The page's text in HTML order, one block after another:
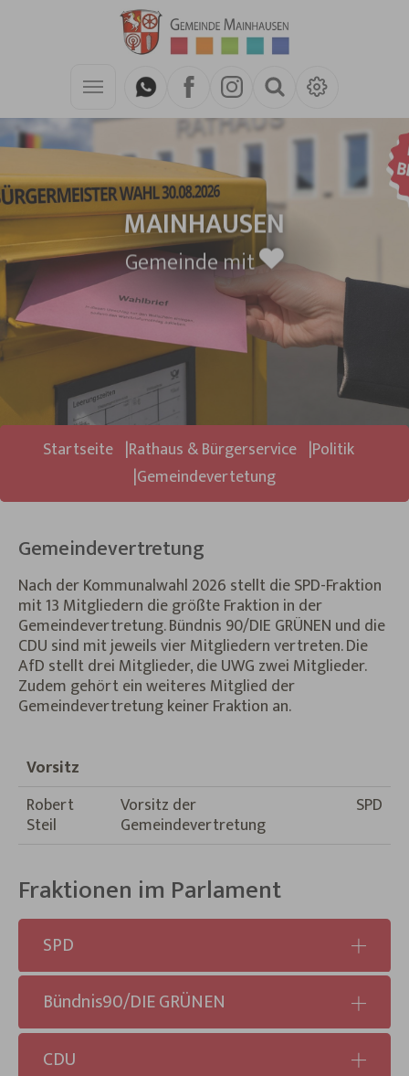
Zum Hauptinhalt springen
MAINHAUSEN
Gemeinde mit
Sie sind hier:
Startseite Rathaus & Bürgerservice Politik
Gemeindevertetung
Gemeindevertretung
Nach der Kommunalwahl 2026 stellt die SPD-Fraktion
mit 13 Mitgliedern die größte Fraktion in der
Gemeindevertretung. Bündnis 90/DIE GRÜNEN und die
CDU sind mit jeweils vier Mitgliedern vertreten. Die
AfD stellt drei Mitglieder, die UWG zwei Mitglieder.
Zudem gehört ein weiteres Mitglied der
Gemeindevertretung keiner Fraktion an.
Vorsitz
Robert
Steil
Vorsitz der
Gemeindevertretung
SPD
Fraktionen im Parlament
SPD
Bündnis90/DIE GRÜNEN
CDU